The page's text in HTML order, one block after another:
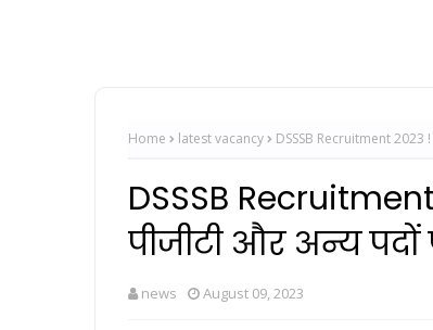
Home latest vacancy DSSSB Recruitment 2023 !
DSSSB Recruitment
पीजीटी और अन्य पदों
news August 09, 2023